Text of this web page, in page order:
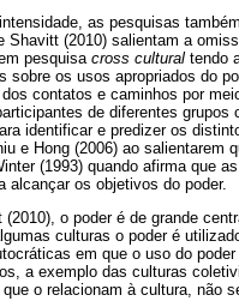
as pesquisas
Shavitt (2010) salientam a
pesquisa cross cultural tendo
sobre os usos apropriados do
contatos e caminhos por
de diferentes
identificar e predizer os
e Hong (2006) ao salientarem
(1993) quando afirma que
alcançar os objetivos do poder.
(2010), o poder é de grande
culturas o poder é
em que o uso do
a exemplo das culturas
o relacionam à cultura, não